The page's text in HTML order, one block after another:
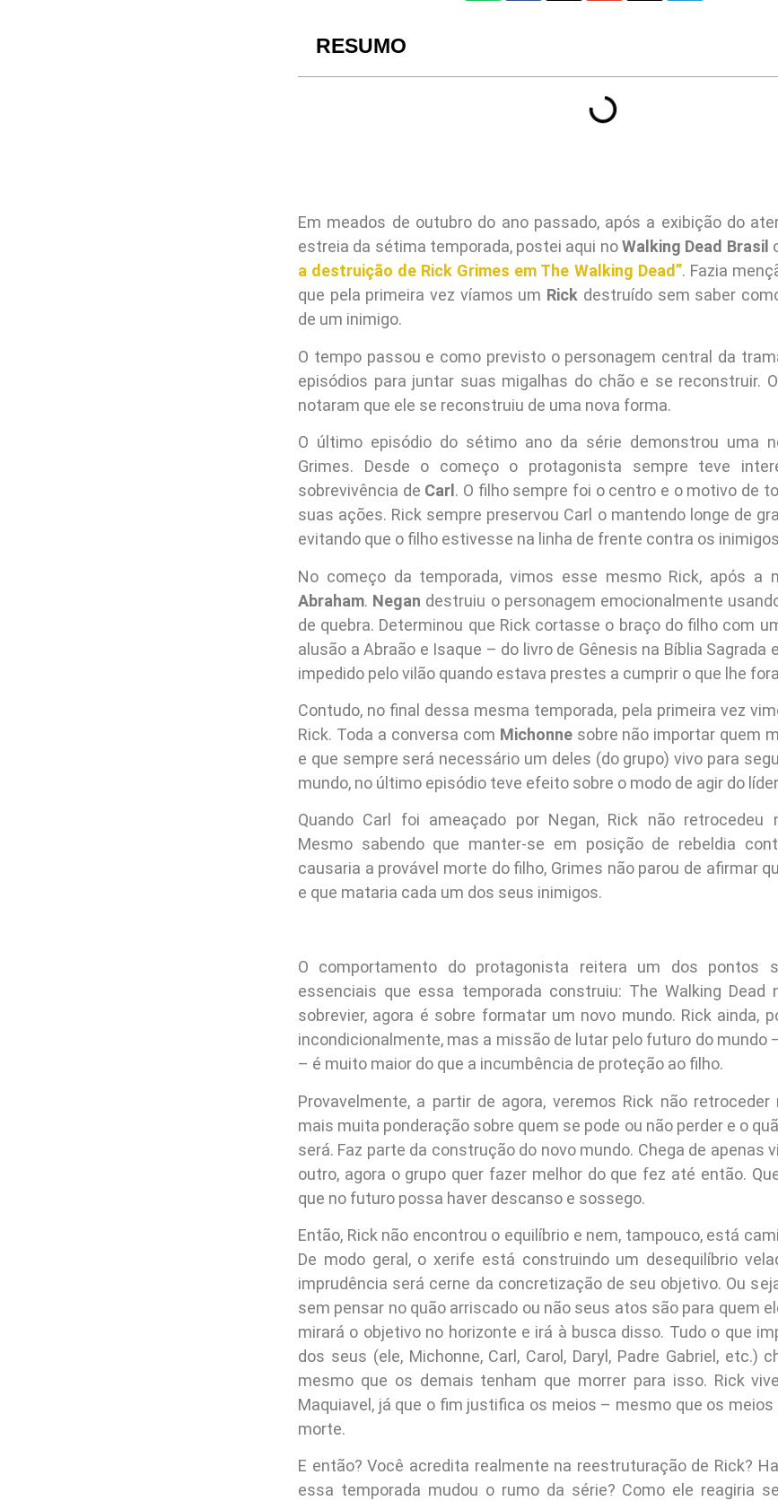
RESUMO
Em meados de outubro do ano passado, após a exibição do
estreia da sétima temporada, postei aqui noWalking Dead Brasil
a destruição de Rick Grimes em The Walking Dead”. Fazia
que pela primeira vez víamos um Rick destruído sem saber
de um inimigo.
O tempo passou e como previsto o personagem central da
episódios para juntar suas migalhas do chão e se reconstruir.
notaram que ele se reconstruiu de uma nova forma.
O último episódio do sétimo ano da série demonstrou uma
Grimes. Desde o começo o protagonista sempre teve
sobrevivência de Carl . O filho sempre foi o centro e o motivo de
suas ações. Rick sempre preservou Carl o mantendo longe de
evitando que o filho estivesse na linha de frente contra os
No começo da temporada, vimos esse mesmo Rick, após a
Abraham. Negan destruiu o personagem emocionalmente
de quebra. Determinou que Rick cortasse o braço do filho com
alusão a Abraão e Isaque – do livro de Gênesis na Bíblia Sagrada
impedido pelo vilão quando estava prestes a cumprir o que lhe
Contudo, no final dessa mesma temporada, pela primeira vez
Rick. Toda a conversa com Michonnesobre não importar quem
e que sempre será necessário um deles (do grupo) vivo para
mundo, no último episódio teve efeito sobre o modo de agir do
Quando Carl foi ameaçado por Negan, Rick não retrocedeu
Mesmo sabendo que manter-se em posição de rebeldia
causaria a provável morte do filho, Grimes não parou de afirmar
e que mataria cada um dos seus inimigos.
O comportamento do protagonista reitera um dos pontos
essenciais que essa temporada construiu: The Walking Dead
sobrevier, agora é sobre formatar um novo mundo. Rick ainda,
incondicionalmente, mas a missão de lutar pelo futuro do mundo
– é muito maior do que a incumbência de proteção ao filho.
Provavelmente, a partir de agora, veremos Rick não retroceder
mais muita ponderação sobre quem se pode ou não perder e o
será. Faz parte da construção do novo mundo. Chega de apenas
outro, agora o grupo quer fazer melhor do que fez até então.
que no futuro possa haver descanso e sossego.
Então, Rick não encontrou o equilíbrio e nem, tampouco, está
De modo geral, o xerife está construindo um desequilíbrio
imprudência será cerne da concretização de seu objetivo. Ou
sem pensar no quão arriscado ou não seus atos são para quem
mirará o objetivo no horizonte e irá à busca disso. Tudo o que
dos seus (ele, Michonne, Carl, Carol, Daryl, Padre Gabriel, etc.)
mesmo que os demais tenham que morrer para isso. Rick
Maquiavel, já que o fim justifica os meios – mesmo que os
morte.
E então? Você acredita realmente na reestruturação de Rick?
essa temporada mudou o rumo da série? Como ele reagiria